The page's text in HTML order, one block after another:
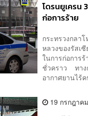
โดรนยูเครน
ก่อการร้าย
กระทรวงกลา
หลวงของรัสเ
ในการก่อการ
ชั่วคราว ทางก
อากาศยานไร้
19 กรกฎาค